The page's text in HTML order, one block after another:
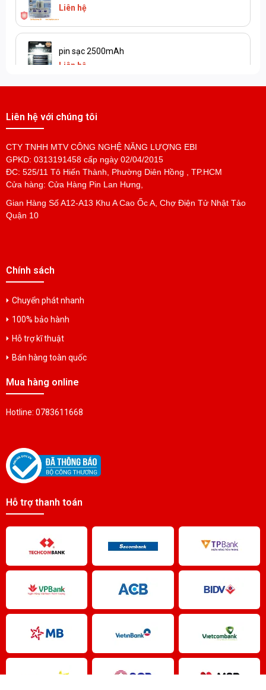
Liên hệ
pin sạc 2500mAh
Liên hệ
Liên hệ với chúng tôi
CTY TNHH MTV CÔNG NGHỆ NĂNG LƯỢNG EBI
GPKD: 0313191458 cấp ngày 02/04/2015
ĐC: 525/11 Tô Hiến Thành, Phường Diên Hồng , TP.HCM
Cửa hàng: Cửa Hàng Pin Lan Hưng,
Gian Hàng Số A12-A13 Khu A Cao Ốc A, Chợ Điện Tử Nhật Tảo
Quận 10
Chính sách
Chuyển phát nhanh
100% bảo hành
Hỗ trợ kĩ thuật
Bán hàng toàn quốc
Mua hàng online
Hotline: 0783611668
Hỗ trợ thanh toán